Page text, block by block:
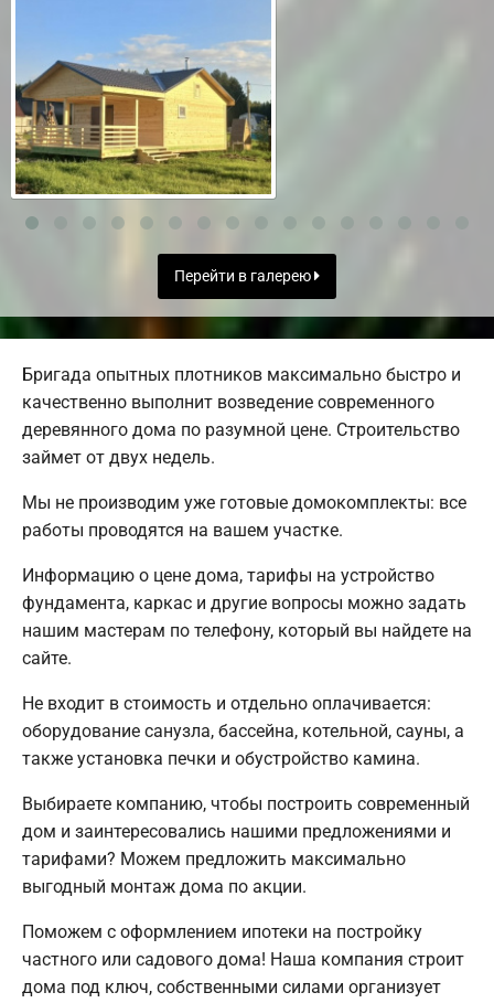
Перейти в галерею
Бригада опытных плотников максимально быстро и
качественно выполнит возведение современного
деревянного дома по разумной цене. Строительство
займет от двух недель.
Мы не производим уже готовые домокомплекты: все
работы проводятся на вашем участке.
Информацию о цене дома, тарифы на устройство
фундамента, каркас и другие вопросы можно задать
нашим мастерам по телефону, который вы найдете на
сайте.
Не входит в стоимость и отдельно оплачивается:
оборудование санузла, бассейна, котельной, сауны, а
также установка печки и обустройство камина.
Выбираете компанию, чтобы построить современный
дом и заинтересовались нашими предложениями и
тарифами? Можем предложить максимально
выгодный монтаж дома по акции.
Поможем с оформлением ипотеки на постройку
частного или садового дома! Наша компания строит
дома под ключ, собственными силами организует